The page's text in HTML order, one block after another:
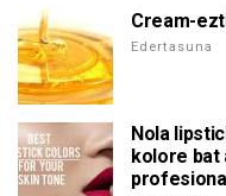
Cream-
Edertasuna
Nola
kolore bat